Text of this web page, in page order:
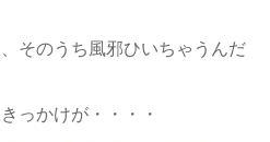
そのうち風邪ひいちゃうんだ
っかけが・・・・